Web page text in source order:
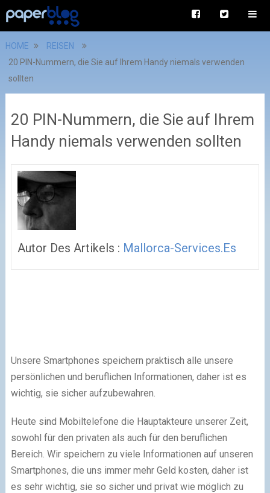
HOME
REISEN
20 PIN-Nummern, die Sie auf Ihrem Handy niemals verwenden
sollten
20 PIN-Nummern, die Sie auf Ihrem
Handy niemals verwenden sollten
Autor Des Artikels : Mallorca-Services.es
Unsere Smartphones speichern praktisch alle unsere
persönlichen und beruflichen Informationen, daher ist es
wichtig, sie sicher aufzubewahren.
Heute sind Mobiltelefone die Hauptakteure unserer Zeit,
sowohl für den privaten als auch für den beruflichen
Bereich. Wir speichern zu viele Informationen auf unseren
Smartphones, die uns immer mehr Geld kosten, daher ist
es sehr wichtig, sie so sicher und privat wie möglich zu